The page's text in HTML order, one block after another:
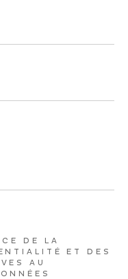
DE LA
ET DES
AU